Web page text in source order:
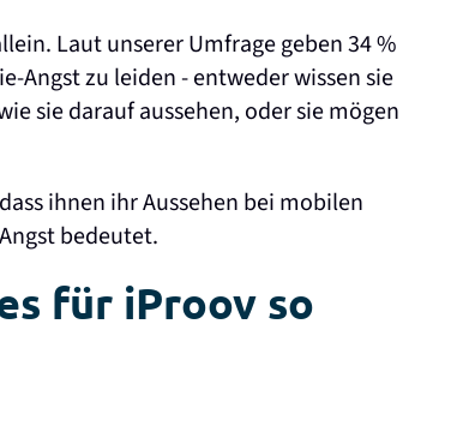
Laut unserer Umfrage geben 34 %
Angst zu leiden - entweder wissen sie
sie darauf aussehen, oder sie mögen
ihnen ihr Aussehen bei mobilen
bedeutet.
für iProov so